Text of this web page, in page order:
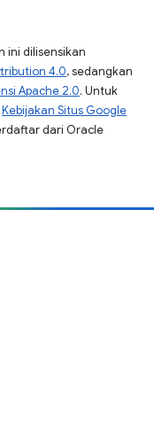
ini dilisensikan
4.0, sedangkan
Apache 2.0. Untuk
Kebijakan Situs Google
dari Oracle